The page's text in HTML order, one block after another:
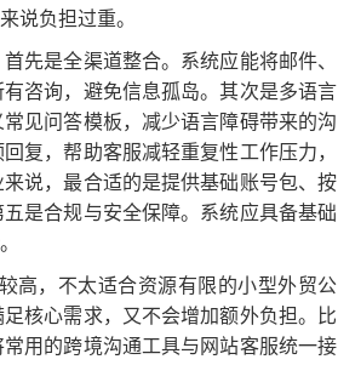
说负担过重。
先是全渠道整合。系统应能将邮件、
咨询，避免信息孤岛。其次是多语言
见问答模板，减少语言障碍带来的沟
复，帮助客服减轻重复性工作压力，
说，最合适的是提供基础账号包、按
是合规与安全保障。系统应具备基础
高，不太适合资源有限的小型外贸公
核心需求，又不会增加额外负担。比
用的跨境沟通工具与网站客服统一接